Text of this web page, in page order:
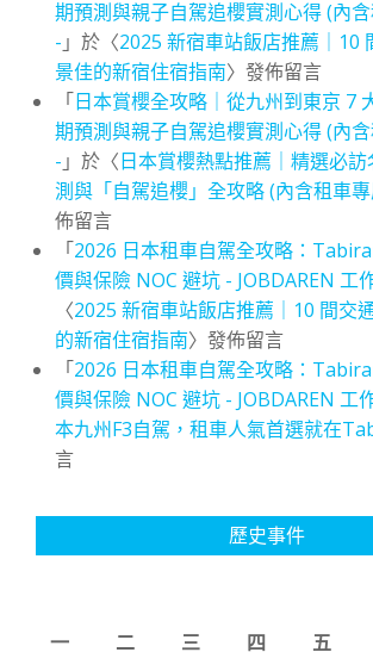
期預測與親子自駕追櫻實測心得 (內
- 」於〈2025 新宿車站飯店推薦｜10
景佳的新宿住宿指南〉發佈留言
「日本賞櫻全攻略｜從九州到東京 7
期預測與親子自駕追櫻實測心得 (內
- 」於〈日本賞櫻熱點推薦｜精選必
測與「自駕追櫻」全攻略 (內含租車
佈留言
「2026 日本租車自駕全攻略：
價與保險 NOC 避坑 - JOBDAREN 工
〈2025 新宿車站飯店推薦｜10 間交
的新宿住宿指南〉發佈留言
「2026 日本租車自駕全攻略：
價與保險 NOC 避坑 - JOBDAREN 工
本九州F3自駕，租車人氣首選就在
言
歷史事件
一
二 三 四 五